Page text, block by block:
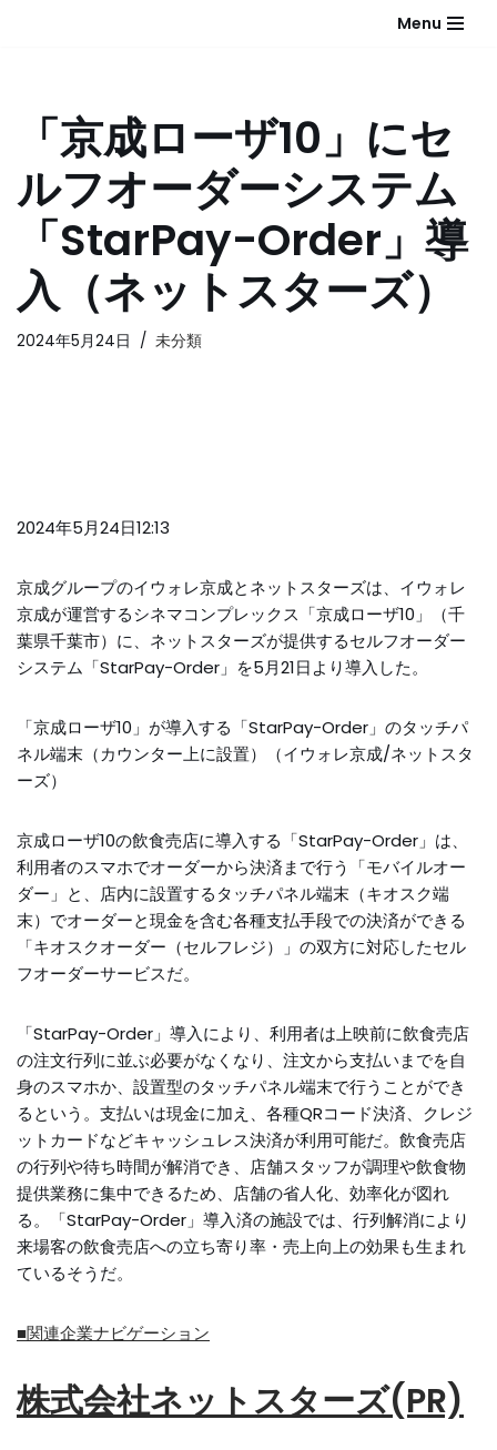
へ
ッ
プ
Menu
「京成ローザ10」にセ
ルフオーダーシステム
「StarPay-Order」導
入（ネットスターズ）
2024年5月24日 未分類
2024年5月24日12:13
京成グループのイウォレ京成とネットスターズは、イウォレ
京成が運営するシネマコンプレックス「京成ローザ10」（千
葉県千葉市）に、ネットスターズが提供するセルフオーダー
システム「StarPay-Order」を5月21日より導入した。
「京成ローザ10」が導入する「StarPay-Order」のタッチパ
ネル端末（カウンター上に設置）（イウォレ京成/ネットスタ
ーズ）
京成ローザ10の飲食売店に導入する「StarPay-Order」は、
利用者のスマホでオーダーから決済まで行う「モバイルオー
ダー」と、店内に設置するタッチパネル端末（キオスク端
末）でオーダーと現金を含む各種支払手段での決済ができる
「キオスクオーダー（セルフレジ）」の双方に対応したセル
フオーダーサービスだ。
「StarPay-Order」導入により、利用者は上映前に飲食売店
の注文行列に並ぶ必要がなくなり、注文から支払いまでを自
身のスマホか、設置型のタッチパネル端末で行うことができ
るという。支払いは現金に加え、各種QRコード決済、クレジ
ットカードなどキャッシュレス決済が利用可能だ。飲食売店
の行列や待ち時間が解消でき、店舗スタッフが調理や飲食物
提供業務に集中できるため、店舗の省人化、効率化が図れ
る。「StarPay-Order」導入済の施設では、行列解消により
来場客の飲食売店への立ち寄り率・売上向上の効果も生まれ
ているそうだ。
■関連企業ナビゲーション
株式会社ネットスターズ(PR)